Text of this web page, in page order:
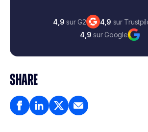
4,9 sur G2 4,9 sur
4,9 sur Google
SHARE